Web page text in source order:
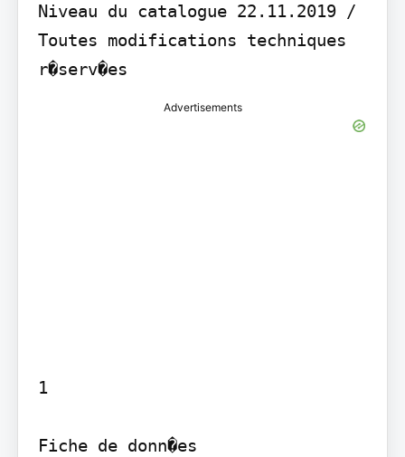
Niveau du catalogue 22.11.2019 /
Toutes modifications techniques
r�serv�es
Advertisements
1
Fiche de donn�es